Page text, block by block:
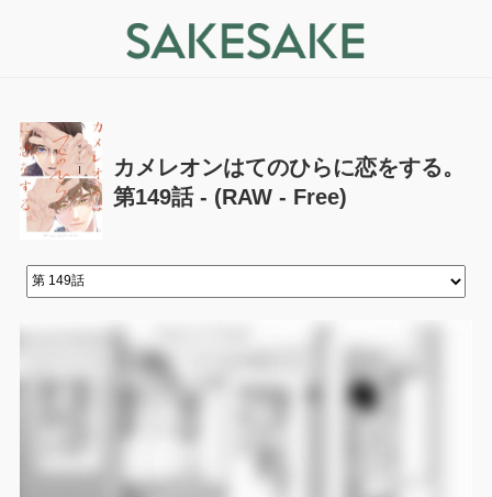
カメレオンはてのひらに恋をする。
第149話 - (RAW - Free)